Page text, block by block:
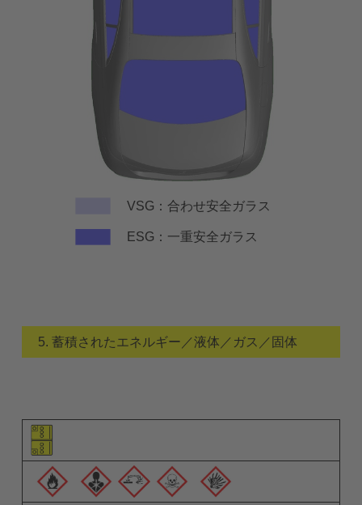
VSG：合わせ安全ガラス
ESG：一重安全ガラス
5. 蓄積されたエネルギー／液体／ガス／固体
要素のピクトグラム
警告ピクトグラム
説明